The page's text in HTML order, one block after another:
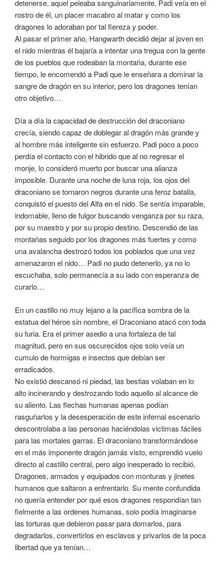
detenerse, aquel peleaba sanguinariamente, Padi veía en el
rostro de él, un placer macabro al matar y como los
dragones lo adoraban por tal fiereza y poder.
Al pasar el primer año, Hangwarth decidió dejar al joven en
el nido mientras él bajaría a intentar una tregua con la gente
de los pueblos que rodeaban la montaña, durante ese
tiempo, le encomendó a Padi que le enseñara a dominar la
sangre de dragón en su interior, pero los dragones tenían
otro objetivo…
Día a día la capacidad de destrucción del draconiano
crecía, siendo capaz de doblegar al dragón más grande y
al hombre más inteligente sin esfuerzo. Padi poco a poco
perdía el contacto con el hibrido que al no regresar el
monje, lo consideró muerto por buscar una alianza
imposible. Durante una noche de luna roja, los ojos del
draconiano se tornaron negros durante una feroz batalla,
conquistó el puesto del Alfa en el nido. Se sentía imparable,
indomable, lleno de fulgor buscando venganza por su raza,
por su maestro y por su propio destino. Descendió de las
montañas seguido por los dragones más fuertes y como
una avalancha destrozó todos los poblados que una vez
amenazaron el nido… Padi no pudo detenerlo, ya no lo
escuchaba, solo permanecía a su lado con esperanza de
curarlo…
En un castillo no muy lejano a la pacífica sombra de la
estatua del héroe sin nombre, el Draconiano atacó con toda
su furia. Era el primer asedio a una fortaleza de tal
magnitud, pero en sus oscurecidos ojos solo veía un
cumulo de hormigas e insectos que debían ser
erradicados.
No existió descansó ni piedad, las bestias volaban en lo
alto incinerando y destrozando todo aquello al alcance de
su aliento. Las flechas humanas apenas podían
rasguñarlos y la desesperación de este infernal escenario
descontrolaba a las personas haciéndolas victimas fáciles
para las mortales garras. El draconiano transformándose
en el más imponente dragón jamás visto, emprendió vuelo
directo al castillo central, pero algo inesperado lo recibió,
Dragones, armados y equipados con monturas y jinetes
humanos que saltaron a enfrentarlo. Su mente confundida
no quería entender por qué esos dragones respondían tan
fielmente a las ordenes humanas, solo podía imaginarse
las torturas que debieron pasar para domarlos, para
degradarlos, convertirlos en esclavos y privarlos de la poca
libertad que ya tenían…